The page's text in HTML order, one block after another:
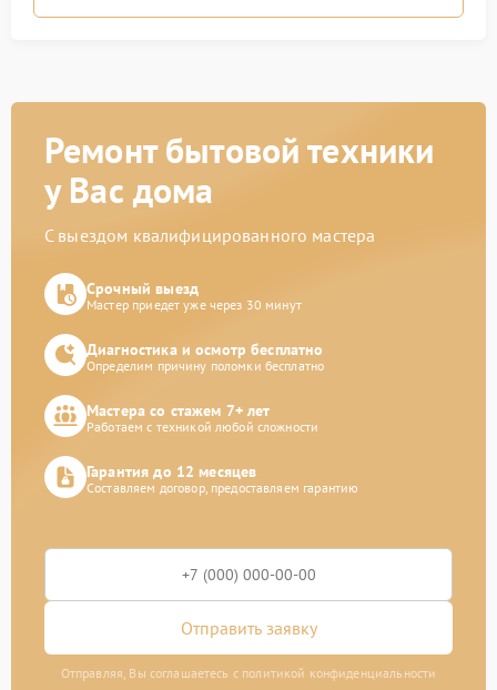
Ремонт бытовой техники
у Вас дома
С выездом квалифицированного мастера
Срочный выезд
Мастер приедет уже через 30 минут
Диагностика и осмотр бесплатно
Определим причину поломки бесплатно
Мастера со стажем 7+ лет
Работаем с техникой любой сложности
Гарантия до 12 месяцев
Составляем договор, предоставляем гарантию
Отправить заявку
Отправляя, Вы соглашаетесь с политикой конфиденциальности